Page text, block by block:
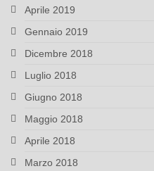
Aprile 2019
Gennaio 2019
Dicembre 2018
Luglio 2018
Giugno 2018
Maggio 2018
Aprile 2018
Marzo 2018